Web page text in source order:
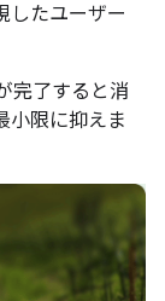
したユーザー
完了すると消
小限に抑えま